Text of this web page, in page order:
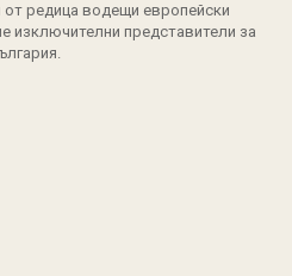
редица водещи европейски
изключителни представители за